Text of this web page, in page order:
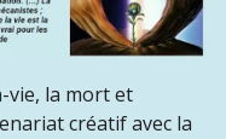
vie, la mort et
créatif avec la